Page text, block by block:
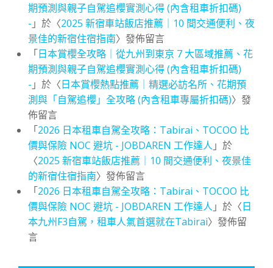
期預測與親子自駕追櫻實測心得 (內含租車折扣碼)
- 」於〈2025 新宿車站飯店推薦｜10 間交通便利、夜
景佳的新宿住宿指南〉發佈留言
「日本賞櫻全攻略｜從九州到東京 7 大區域推薦、花
期預測與親子自駕追櫻實測心得 (內含租車折扣碼)
- 」於〈日本賞櫻熱點推薦｜精選必訪名所、花期預
測與「自駕追櫻」全攻略 (內含租車專屬折扣碼)〉發
佈留言
「2026 日本租車自駕全攻略：Tabirai、TOCOO 比
價與保險 NOC 避坑 - JOBDAREN 工作達人 」於
〈2025 新宿車站飯店推薦｜10 間交通便利、夜景佳
的新宿住宿指南〉發佈留言
「2026 日本租車自駕全攻略：Tabirai、TOCOO 比
價與保險 NOC 避坑 - JOBDAREN 工作達人 」於〈日
本九州F3自駕，租車人氣首選就在Tabirai〉發佈留
言